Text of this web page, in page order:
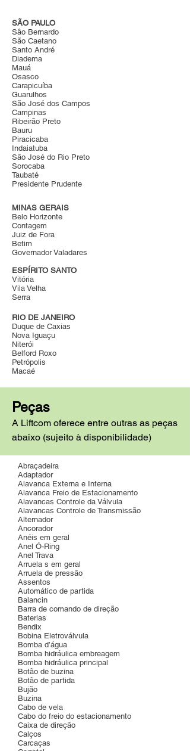
SÃO PAULO
Sâo Bernardo
São Caetano
Santo André
Diadema
Mauá
Osasco
Carapicuíba
Guarulhos
São José dos Campos
Campinas
Ribeirão Preto
Bauru
Piracicaba
Indaiatuba
São José do Rio Preto
Sorocaba
Taubaté
Presidente Prudente
MINAS GERAIS
Belo Horizonte
Contagem
Juiz de Fora
Betim
Governador Valadares
ESPÍRITO SANTO
Vitória
Vila Velha
Serra
RIO DE JANEIRO
Duque de Caxias
Nova Iguaçu
Niterói
Belford Roxo
Petrópolis
Macaé
Peças
A Liftcom oferece entre outras as peças
abaixo (sujeito à disponibilidade)
Abraçadeira
Adaptador
Alavanca Externa e Interna
Alavanca Freio de Estacionamento
Alavancas Controle da Válvula
Alavancas Controle de Transmissão
Alternador
Ancorador
Anéis em geral
Anel Ó-Ring
Anel Trava
Arruela s em geral
Arruela de pressão
Assentos
Automático de partida
Balancin
Barra de comando de direção
Baterias
Bendix
Bobina Eletroválvula
Bomba d’água
Bomba hidráulica embreagem
Bomba hidráulica principal
Botão de buzina
Botão de partida
Bujão
Buzina
Cabo de vela
Cabo do freio do estacionamento
Caixa de direção
Calços
Carcaças